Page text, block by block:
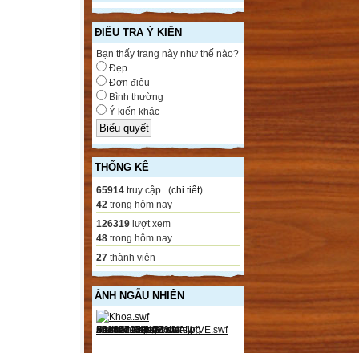
ĐIỀU TRA Ý KIẾN
Bạn thấy trang này như thế nào?
Đẹp
Đơn điệu
Bình thường
Ý kiến khác
THỐNG KÊ
65914 truy cập (chi tiết)
42 trong hôm nay
126319 lượt xem
48 trong hôm nay
27 thành viên
ẢNH NGẪU NHIÊN